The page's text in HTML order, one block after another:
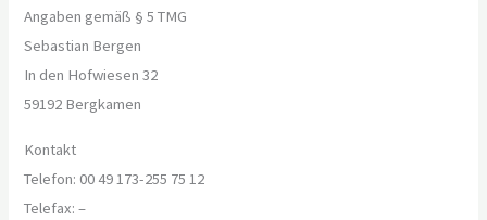
Angaben gemäß § 5 TMG
Sebastian Bergen
In den Hofwiesen 32
59192 Bergkamen
Kontakt
Telefon: 00 49 173-255 75 12
Telefax: –